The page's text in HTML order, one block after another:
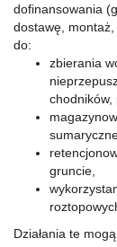
dofinansowania
dostawę,
do:
zbierania
chodników,
gruncie,
Działania te